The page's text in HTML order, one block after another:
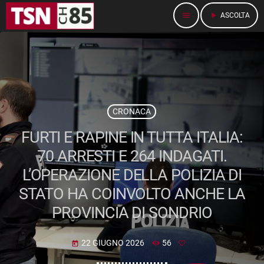
menu play_arrow ASCOLTA
CRONACA
FURTI E RAPINE IN TUTTA ITALIA:
70 ARRESTI E 264 INDAGATI.
L’OPERAZIONE DELLA POLIZIA DI
STATO HA COINVOLTO ANCHE LA
PROVINCIA DI SONDRIO
today 22 GIUGNO 2026 56